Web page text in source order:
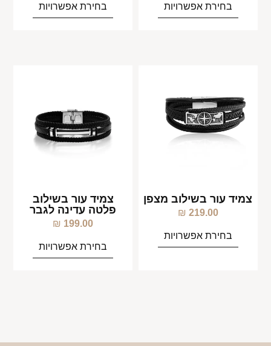
בחירת אפשרויות בחירת אפשרויות
צמיד עור בשילוב מצפן
219.00
₪
בחירת אפשרויות
צמיד עור בשילוב
פלטה עדינה לגבר
199.00
₪
בחירת אפשרויות